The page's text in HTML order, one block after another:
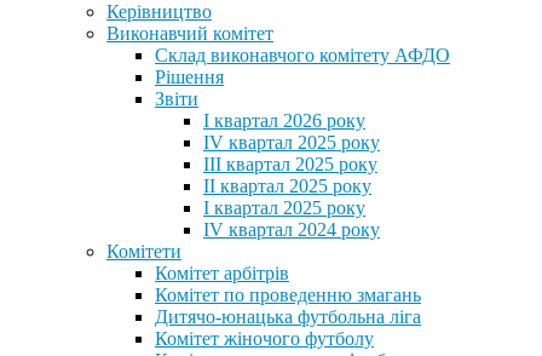
Керівництво
Виконавчий комітет
Склад виконавчого комітету АФДО
Рішення
Звіти
I квартал 2026 року
IV квартал 2025 року
III квартал 2025 року
II квартал 2025 року
I квартал 2025 року
IV квартал 2024 року
Комітети
Комітет арбітрів
Комітет по проведенню змагань
Дитячо-юнацька футбольна ліга
Комітет жіночого футболу